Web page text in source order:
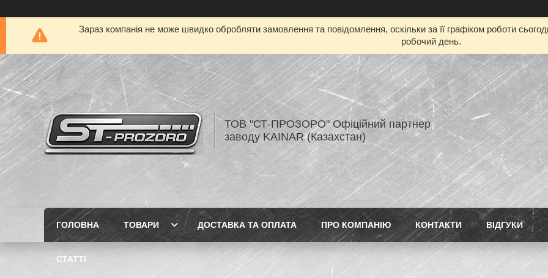
Зараз компанія не може швидко обробляти замовлення та повідомлення, оскільки за її графіком роботи
робочий день.
ТОВ "СТ-ПРОЗОРО" Офіційний партнер
заводу KAINAR (Казахстан)
ГОЛОВНА ТОВАРИ ДОСТАВКА ТА ОПЛАТА ПРО КОМПАНІЮ КОНТАКТИ ВІДГУКИ
СТАТТІ